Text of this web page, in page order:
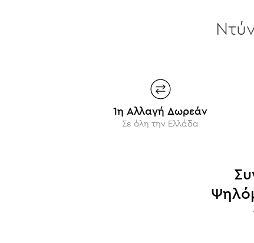
1η Αλλαγή Δωρεάν
Σε όλη την Ελλάδα